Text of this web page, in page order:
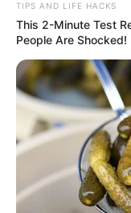
TIPS AND LIFE HACKS
This 2-Minute Test
People Are Shocked!